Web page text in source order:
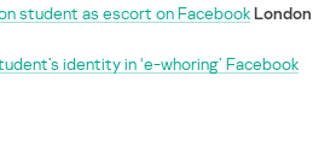
student as escort on FacebookLondon
identity in ‘e-whoring’ Facebook